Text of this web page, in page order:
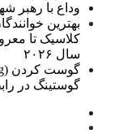
وداع با رهبر
بهترین
کلاسیک تا
سال ۲۰۲۶
گوستینگ در